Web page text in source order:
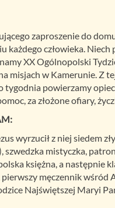
zaproszenie do
każdego człowieka.
XX Ogólnopolski
misjach w Kamerunie. Z
powierzamy
za złożone ofiary,
wyrzucił z niej siedem
szwedzka mistyczka,
księżna, a następnie
pierwszy męczennik wśród
Najświętszej Maryi